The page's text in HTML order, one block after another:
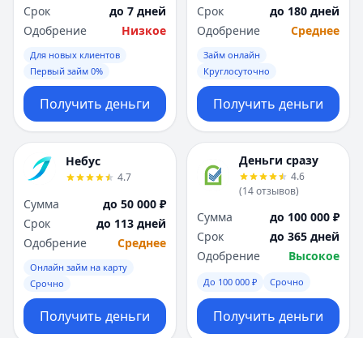
Срок
до 7 дней
Одобрение
Низкое
Для новых клиентов
Первый займ 0%
Получить деньги
Срок
до 180 дней
Одобрение
Среднее
Займ онлайн
Круглосуточно
Получить деньги
Небус
4.7
Сумма
до 50 000 ₽
Срок
до 113 дней
Одобрение
Среднее
Онлайн займ на карту
Срочно
Получить деньги
Деньги сразу
4.6
(14отзывов)
Сумма
до 100 000 ₽
Срок
до 365 дней
Одобрение
Высокое
До 100 000 ₽ Срочно
Получить деньги